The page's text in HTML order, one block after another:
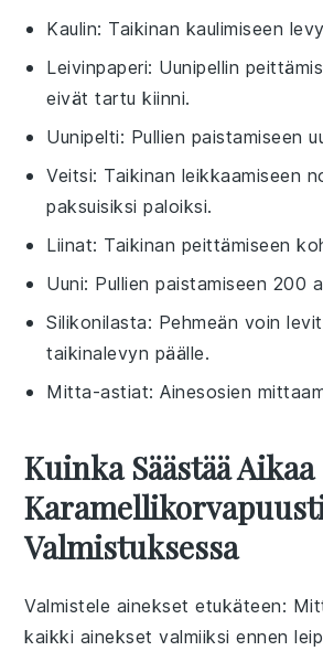
Kaulin: Taikinan kaulimiseen
Leivinpaperi: Uunipellin
eivät tartu kiinni.
Uunipelti: Pullien paistamiseen
Veitsi: Taikinan leikkaamiseen
paksuisiksi paloiksi.
Liinat: Taikinan peittämiseen
Uuni: Pullien paistamiseen 200
Silikonilasta: Pehmeän voin
taikinalevyn päälle.
Mitta-astiat: Ainesosien
Kuinka Säästää Aikaa
Valmistuksessa
Valmistele ainekset etukäteen:
kaikki ainekset valmiiksi ennen